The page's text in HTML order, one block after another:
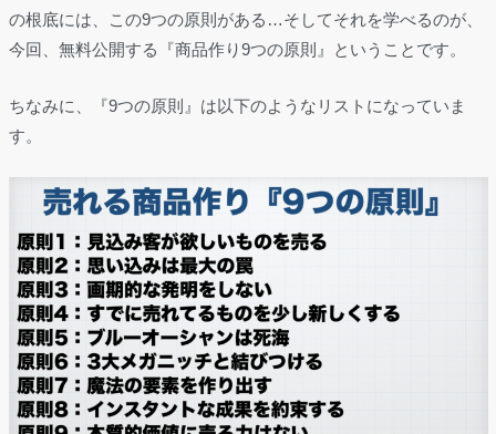
の根底には、この9つの原則がある…そしてそれを学べるのが、
今回、無料公開する『商品作り9つの原則』ということです。
ちなみに、『9つの原則』は以下のようなリストになっていま
す。